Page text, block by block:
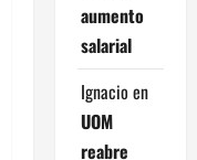
aumento
salarial
Ignacio en
UOM
reabre